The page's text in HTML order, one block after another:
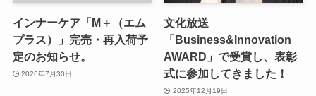
インナーケア「M＋（エム
プラス）」完売・再入荷予
定のお知らせ。
2026年7月30日
文化放送
「Business&Innovation
AWARD」で受賞し、表彰
式に参加してきました！
2025年12月19日